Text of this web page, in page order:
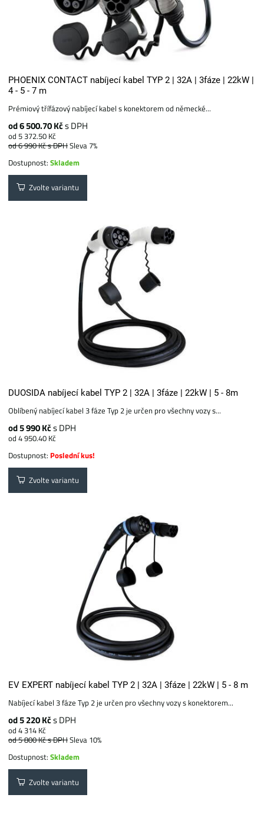
PHOENIX CONTACT nabíjecí kabel TYP 2 | 32A | 3fáze | 22kW |
4 - 5 - 7 m
Prémiový třífázový nabíjecí kabel s konektorem od německé...
od 6 500.70 Kčs DPH
od 5 372.50 Kč
od 6 990 Kčs DPHSleva 7%
Dostupnost:Skladem
Zvolte variantu
DUOSIDA nabíjecí kabel TYP 2 | 32A | 3fáze | 22kW | 5 - 8m
Oblíbený nabíjecí kabel 3 fáze Typ 2 je určen pro všechny vozy s...
od 5 990 Kčs DPH
od 4 950.40 Kč
Dostupnost: Poslední kus!
Zvolte variantu
EV EXPERT nabíjecí kabel TYP 2 | 32A | 3fáze | 22kW | 5 - 8 m
Nabíjecí kabel 3 fáze Typ 2 je určen pro všechny vozy s konektorem...
od 5 220 Kčs DPH
od 4 314 Kč
od 5 800 Kčs DPHSleva 10%
Dostupnost:Skladem
Zvolte variantu